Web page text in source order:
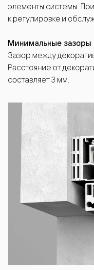
элементы системы.
к регулировке и
Минимальные зазоры
Зазор между
Расстояние от
составляет 3 мм.